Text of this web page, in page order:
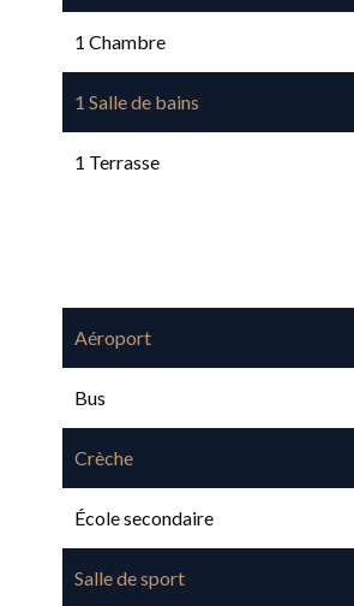
1 Chambre
1 Salle de bains
1 Terrasse
Aéroport
Bus
Crèche
École secondaire
Salle de sport